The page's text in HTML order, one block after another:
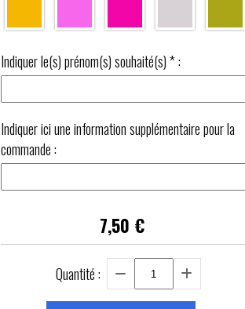
Indiquer le(s) prénom(s) souhaité(s)*:
Indiquer ici une information supplémentaire pour la
commande :
7,50 €
Quantité :